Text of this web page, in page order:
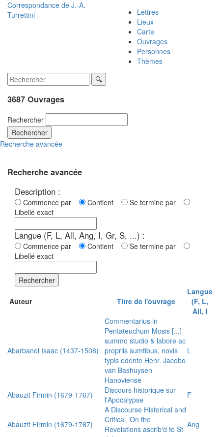
Correspondance de J.-A.
Turrettini
Lettres
Lieux
Carte
Ouvrages
Personnes
Thèmes
3687 Ouvrages
Rechercher
Rechercher
Recherche avancée
Recherche avancée
Description :
Commence par Contient
Se termine par
Libellé exact
Langue (F, L, All, Ang, I, Gr, S, ...) :
Commence par Contient
Se termine par
Libellé exact
Rechercher
Auteur Titre de l'ouvrage
Langue
(F, L,
All, I
Abarbanel Isaac (1437-1508)
Commentarius in
Pentateuchum Mosis [...]
summo studio & labore ac
propriis sumtibus, novis
typis edente Henr. Jacobo
van Bashuysen
Hanoviense
L
Abauzit Firmin (1679-1767)
Discours historique sur
l'Apocalypse
F
Abauzit Firmin (1679-1767)
A Discourse Historical and
Critical, On the
Revelations ascrib'd to St Ang